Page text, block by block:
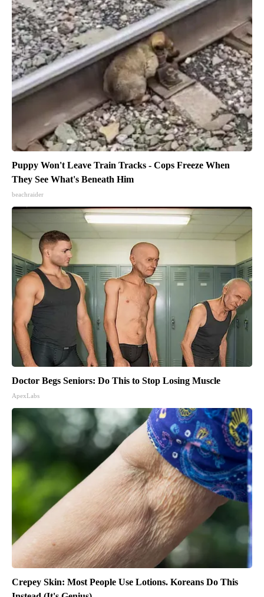
Puppy Won't Leave Train Tracks - Cops Freeze When
They See What's Beneath Him
beachraider
Doctor Begs Seniors: Do This to Stop Losing Muscle
ApexLabs
Crepey Skin: Most People Use Lotions. Koreans Do This